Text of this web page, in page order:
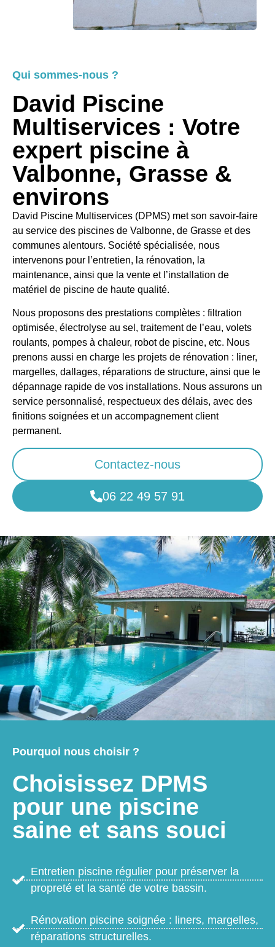
Qui sommes-nous ?
David Piscine
Multiservices : Votre
expert piscine à
Valbonne, Grasse &
environs
David Piscine Multiservices (DPMS) met son savoir-faire
au service des piscines de Valbonne, de Grasse et des
communes alentours. Société spécialisée, nous
intervenons pour l’entretien, la rénovation, la
maintenance, ainsi que la vente et l’installation de
matériel de piscine de haute qualité.
Nous proposons des prestations complètes : filtration
optimisée, électrolyse au sel, traitement de l’eau, volets
roulants, pompes à chaleur, robot de piscine, etc. Nous
prenons aussi en charge les projets de rénovation : liner,
margelles, dallages, réparations de structure, ainsi que le
dépannage rapide de vos installations. Nous assurons un
service personnalisé, respectueux des délais, avec des
finitions soignées et un accompagnement client
permanent.
Contactez-nous
06 22 49 57 91
Pourquoi nous choisir ?
Choisissez DPMS
pour une piscine
saine et sans souci
Entretien piscine régulier pour préserver la
propreté et la santé de votre bassin.
Rénovation piscine soignée : liners, margelles,
réparations structurelles.